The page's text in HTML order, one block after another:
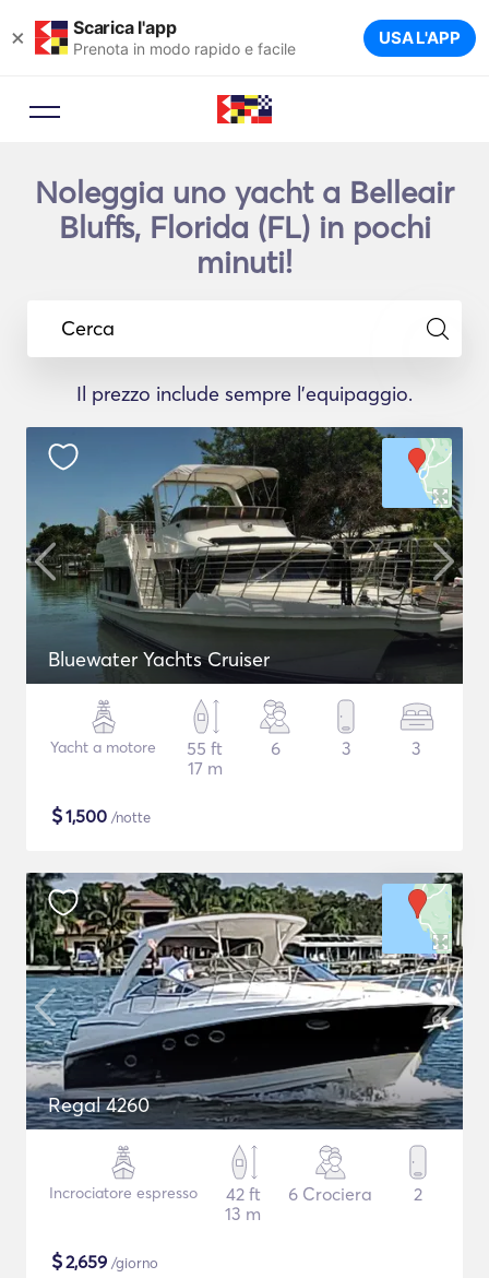
× Scarica l'app
Prenota in modo rapido e facile USA L'APP
Noleggia uno yacht a Belleair
Bluffs, Florida (FL) in pochi
minuti!
Cerca
Il prezzo include sempre l'equipaggio.
Bluewater Yachts Cruiser
Yacht a motore
55 ft
17 m
6 3 3
$1,500 /notte
Regal 4260
Incrociatore espresso
42 ft
13 m
6 Crociera 2
$2,659 /giorno